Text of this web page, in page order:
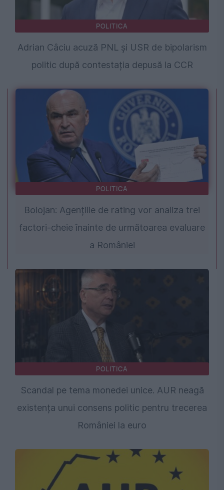
POLITICA
Adrian Câciu acuză PNL și USR de bipolarism
politic după contestația depusă la CCR
POLITICA
Bolojan: Agențiile de rating vor analiza trei
factori-cheie înainte de următoarea evaluare
a României
POLITICA
Scandal pe tema monedei unice. AUR neagă
existența unui consens politic pentru trecerea
României la euro